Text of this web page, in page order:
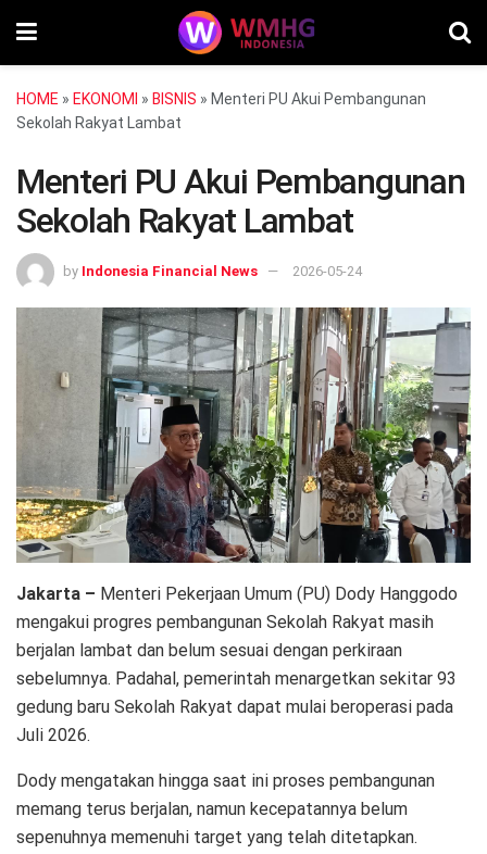
HOME » EKONOMI » BISNIS » Menteri PU Akui Pembangunan
Sekolah Rakyat Lambat
Menteri PU Akui Pembangunan
Sekolah Rakyat Lambat
by Indonesia Financial News 2026-05-24
Jakarta – Menteri Pekerjaan Umum (PU) Dody Hanggodo
mengakui progres pembangunan Sekolah Rakyat masih
berjalan lambat dan belum sesuai dengan perkiraan
sebelumnya. Padahal, pemerintah menargetkan sekitar 93
gedung baru Sekolah Rakyat dapat mulai beroperasi pada
Juli 2026.
Dody mengatakan hingga saat ini proses pembangunan
memang terus berjalan, namun kecepatannya belum
sepenuhnya memenuhi target yang telah ditetapkan.